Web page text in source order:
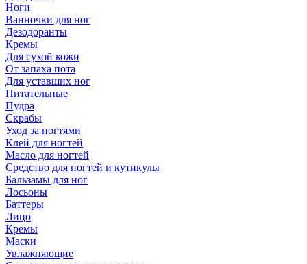
Ноги
Ванночки для ног
Дезодоранты
Кремы
Для сухой кожи
От запаха пота
Для уставших ног
Питательные
Пудра
Скрабы
Уход за ногтями
Клей для ногтей
Масло для ногтей
Средство для ногтей и кутикулы
Бальзамы для ног
Лосьоны
Баттеры
Лицо
Кремы
Маски
Увлажняющие